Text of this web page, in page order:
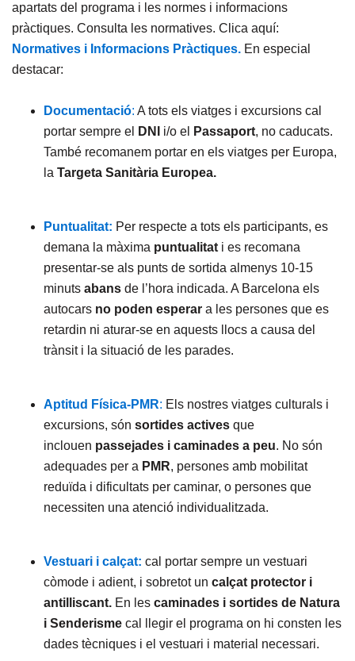
apartats del programa i les normes i informacions
pràctiques. Consulta les normatives. Clica aquí:
Normatives i Informacions Pràctiques. En especial
destacar:
Documentació: A tots els viatges i excursions cal
portar sempre el
DNI i/o el Passaport, no caducats.
També recomanem portar en els viatges per Europa,
la Targeta Sanitària Europea.
Puntualitat: Per respecte a tots els participants, es
demana la màxima puntualitat i es recomana
presentar-se als punts de sortida almenys 10-15
minuts abans de l’hora indicada. A Barcelona els
autocars no poden esperar a les persones que es
retardin ni aturar-se en aquests llocs a causa del
trànsit i la situació de les parades.
Aptitud Física-PMR: Els nostres viatges culturals i
excursions, són sortides actives que
inclouen passejades i caminades a peu. No són
adequades per a PMR, persones amb mobilitat
reduïda i dificultats per caminar, o persones que
necessiten una atenció individualitzada.
Vestuari i calçat: cal portar sempre un vestuari
còmode i adient, i sobretot un calçat protector i
antilliscant. En les caminades i sortides de Natura
i Senderisme cal llegir el programa on hi consten les
dades tècniques i el vestuari i material necessari.